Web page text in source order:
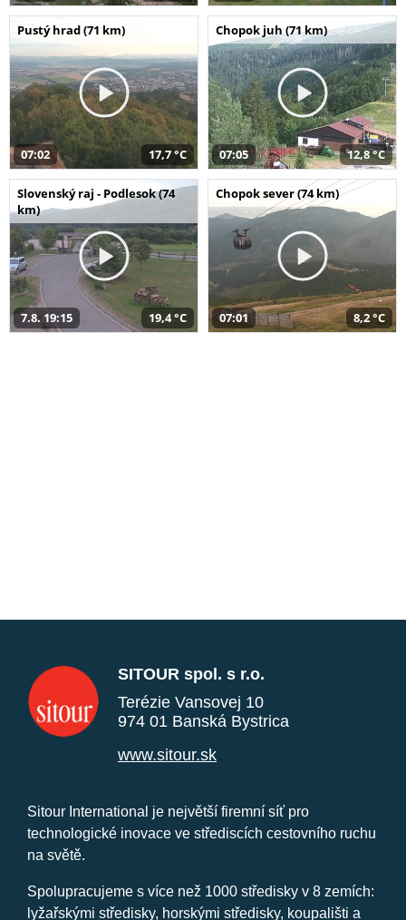
Pustý hrad (71 km)
07:02 17,7 °C
Chopok juh (71 km)
07:05 12,8 °C
Slovenský raj - Podlesok (74
km)
7.8. 19:15 19,4 °C
Chopok sever (74 km)
07:01 8,2 °C
SITOUR spol. s r.o.
Terézie Vansovej 10
974 01 Banská Bystrica
www.sitour.sk
Sitour International je největší firemní síť pro
technologické inovace ve střediscích cestovního ruchu
na světě.
Spolupracujeme s více než 1000 středisky v 8 zemích:
lyžařskými středisky, horskými středisky, koupališti a